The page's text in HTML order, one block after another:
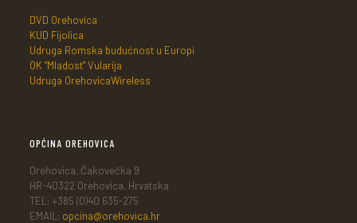
DVD Orehovica
KUD Fijolica
Udruga Romska budućnost u Europi
OK "Mladost" Vularija
Udruga OrehovicaWireless
OPĆINA OREHOVICA
Orehovica, Čakovečka 9
HR-40322 Orehovica, Hrvatska
TEL: +385 (0)40 635-275
EMAIL: opcina@orehovica.hr